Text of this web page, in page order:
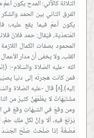
الفرق الثاني بين الحمد
يكون أعمّ فيما يقع عليه،؛
المُتعدّية، فيُقال: حمد فلانٌ
المحمود بصفات الكمال
القلب، ولا يخفى أنّ مدار
الله -عليه الصّلاة والسّلام-:
فمن كانت هجرتُه إلى دنيا
إليه).[٨] قال -عليه
مشْتَبَهَاتٌ لا يعْلَمُهُنَّ كثيرٌ من
ومن وقعَ في الشبهَاتِ وقعَ في
يَرْتَعَ فيهِ، ألا وإنَّ لكلِ ملِكٍ
مُضْغَةً إذا صَلَحَتْ صَلَحَ الجَسَدُ